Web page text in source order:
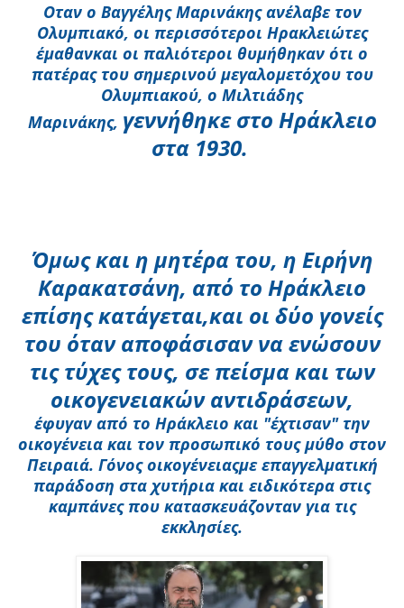
Οταν ο Βαγγέλης Μαρινάκης ανέλαβε τον
Ολυμπιακό, οι περισσότεροι Ηρακλειώτες
έμαθανκαι οι παλιότεροι θυμήθηκαν ότι ο
πατέρας του σημερινού μεγαλομετόχου του
Ολυμπιακού, ο Μιλτιάδης
Μαρινάκης, γεννήθηκε στο Ηράκλειο
στα 1930.
Όμως και η μητέρα του, η Ειρήνη
Καρακατσάνη, από το Ηράκλειο
επίσης κατάγεται,και οι δύο γονείς
του όταν αποφάσισαν να ενώσουν
τις τύχες τους, σε πείσμα και των
οικογενειακών αντιδράσεων,
έφυγαν από το Ηράκλειο και "έχτισαν" την
οικογένεια και τον προσωπικό τους μύθο στον
Πειραιά. Γόνος οικογένειαςμε επαγγελματική
παράδοση στα χυτήρια και ειδικότερα στις
καμπάνες που κατασκευάζονταν για τις
εκκλησίες.